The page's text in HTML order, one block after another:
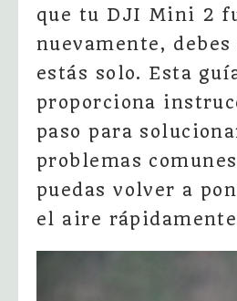
que tu DJI Mini 2
nuevamente, debes
estás solo. Esta
proporciona
paso para
problemas
puedas volver a
el aire